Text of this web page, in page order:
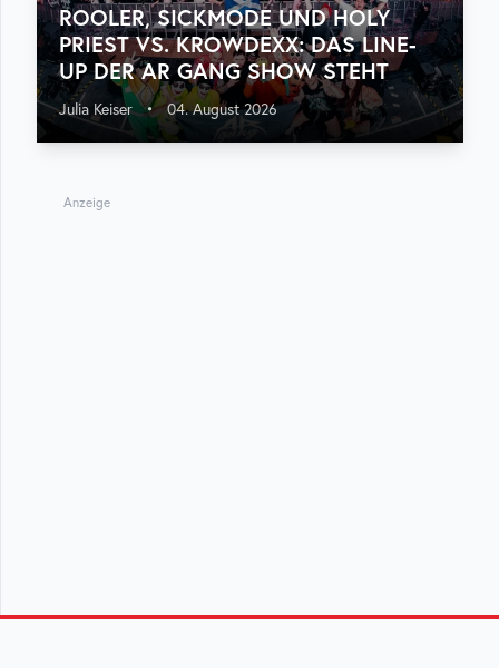
ROOLER, SICKMODE UND HOLY
PRIEST VS. KROWDEXX: DAS LINE-
UP DER AR GANG SHOW STEHT
Julia Keiser • 04. August 2026
Anzeige